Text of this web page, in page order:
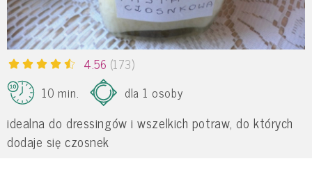
4.56 (173)
10 min.
dla 1 osoby
idealna do dressingów i wszelkich potraw, do których
dodaje się czosnek